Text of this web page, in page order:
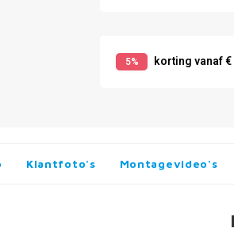
5% korting vanaf €
Klantfoto's Montagevideo's